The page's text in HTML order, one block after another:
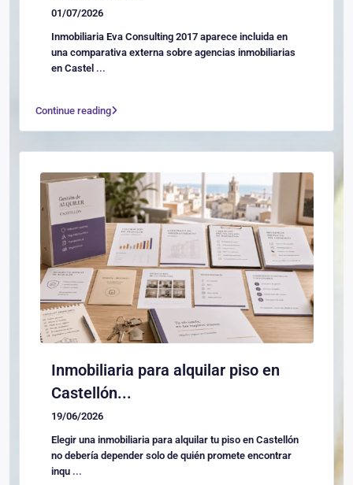
01/07/2026
Inmobiliaria Eva Consulting 2017 aparece incluida en
una comparativa externa sobre agencias inmobiliarias
en Castel ...
Continue reading
Inmobiliaria para alquilar piso en
Castellón...
19/06/2026
Elegir una inmobiliaria para alquilar tu piso en Castellón
no debería depender solo de quién promete encontrar
inqu ...